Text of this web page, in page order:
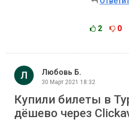
2 0
Любовь Б.
30 Март 2021 18:32
Купили билеты в
дёшево через